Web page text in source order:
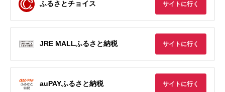
ふるさとチョイス サイトに行く
JRE MALLふるさと納税 サイトに行く
auPAYふるさと納税 サイトに行く